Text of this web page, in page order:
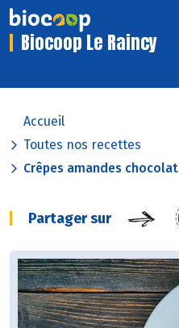
Biocoop Le Raincy
Accueil
Toutes nos recettes
Crêpes amandes chocolat
Partager sur